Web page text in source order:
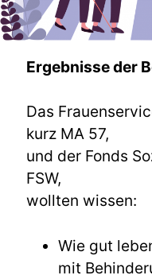
Ergebnisse der
Das
kurz MA 57,
und der Fonds
FSW,
wollten wissen:
Wie gut
mit